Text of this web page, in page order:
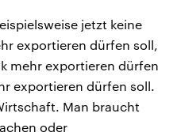
jetzt keine
exportieren dürfen soll,
mehr exportieren dürfen
exportieren dürfen soll.
Man braucht
oder